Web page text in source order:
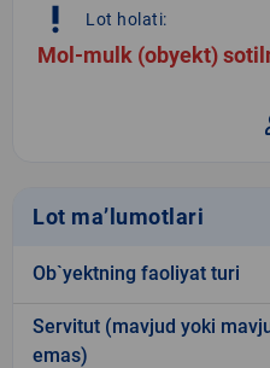
priority_high Lot holati:
Mol-mulk (obyekt)
Lot ma’lumotlari
Ob`yektning faoliyat turi
Servitut (mavjud yoki
emas)